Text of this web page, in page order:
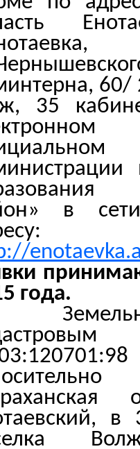
60/
35
в
://enotaevka.
года.